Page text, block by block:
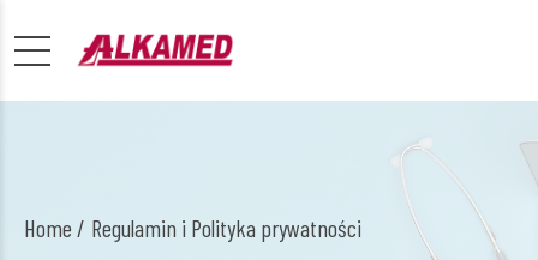
Home Regulamin i Polityka prywatności